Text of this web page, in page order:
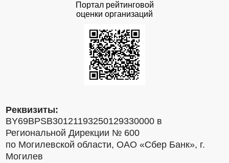
Портал рейтинговой
оценки организаций
Реквизиты:
BY69BPSB30121193250129330000 в
Региональной Дирекции № 600
по Могилевской области, ОАО «Сбер Банк», г.
Могилев